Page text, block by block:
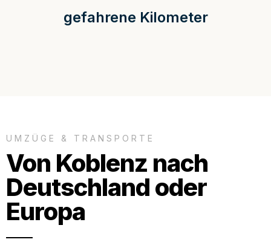
gefahrene Kilometer
UMZÜGE & TRANSPORTE
Von Koblenz nach
Deutschland oder
Europa